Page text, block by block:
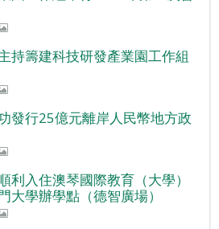
持籌建科技研發產業園工作組
發行25億元離岸人民幣地方政
利入住澳琴國際教育（大學）
學辦學點（德智廣場）